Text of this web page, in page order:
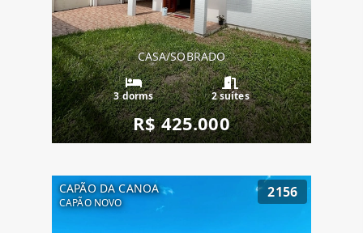
CASA/SOBRADO
3 dorms 2 suítes
R$ 425.000
CAPÃO DA CANOA
CAPÃO NOVO
2156